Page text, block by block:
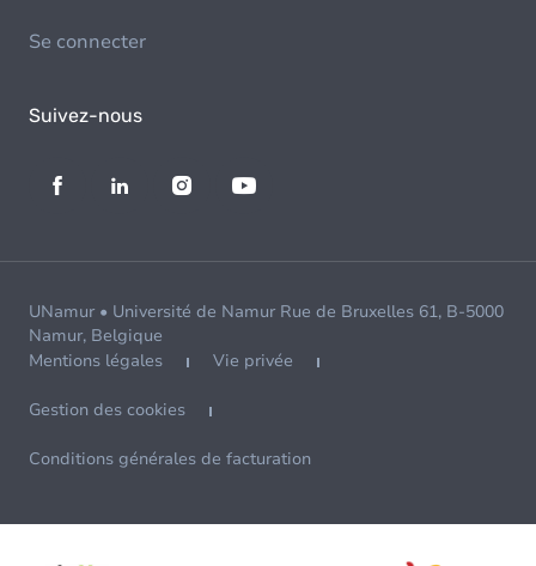
Se connecter
Suivez-nous
UNamur • Université de Namur Rue de Bruxelles 61, B-5000
Namur, Belgique
Mentions légales
Vie privée
Gestion des cookies
Conditions générales de facturation